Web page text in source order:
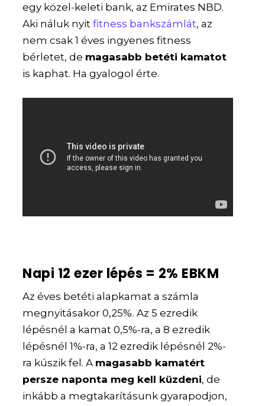
egy közel-keleti bank, az Emirates NBD.
Aki náluk nyitfitness bankszámlát, az
nem csak 1 éves ingyenes fitness
bérletet, de magasabb betéti kamatot
is kaphat. Ha gyalogol érte.
Napi 12 ezer lépés = 2% EBKM
Az éves betéti alapkamat a számla
megnyitásakor 0,25%. Az 5 ezredik
lépésnél a kamat 0,5%-ra, a 8 ezredik
lépésnél 1%-ra, a 12 ezredik lépésnél 2%-
ra kúszik fel. A magasabb kamatért
persze naponta meg kell küzdeni, de
inkább a megtakarításunk gyarapodjon,